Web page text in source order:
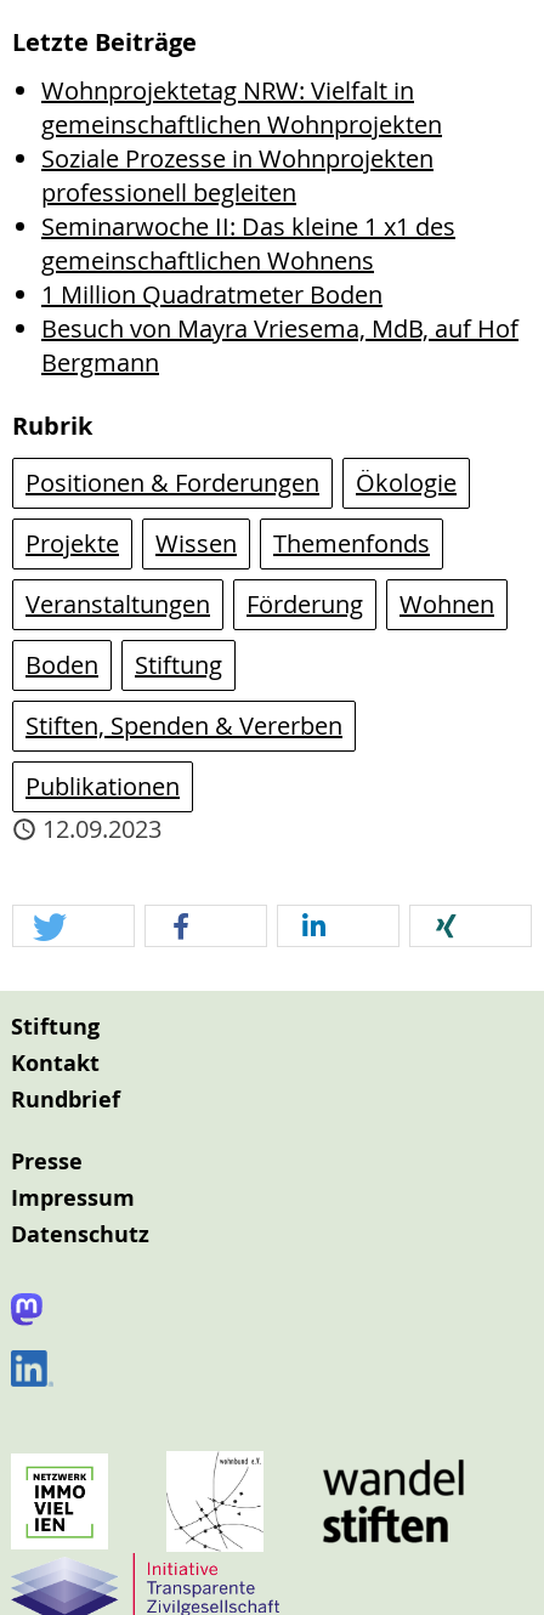
Letzte Beiträge
Wohnprojektetag NRW: Vielfalt in
gemeinschaftlichen Wohnprojekten
Soziale Prozesse in Wohnprojekten
professionell begleiten
Seminarwoche II: Das kleine 1 x1 des
gemeinschaftlichen Wohnens
1 Million Quadratmeter Boden
Besuch von Mayra Vriesema, MdB, auf Hof
Bergmann
Rubrik
Positionen & Forderungen
Ökologie
Projekte
Wissen
Themenfonds
Veranstaltungen
Förderung
Wohnen
Boden
Stiftung
Stiften, Spenden & Vererben
Publikationen
12.09.2023
Stiftung
Kontakt
Rundbrief
Presse
Impressum
Datenschutz